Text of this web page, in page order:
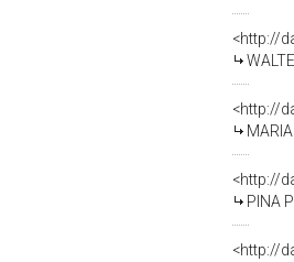
<http://
<http://
<http://
PINA
<http://